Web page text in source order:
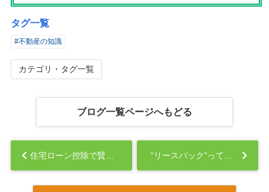
タグ一覧
#不動産の知識
カテゴリ・タグ一覧
ブログ一覧ページへもどる